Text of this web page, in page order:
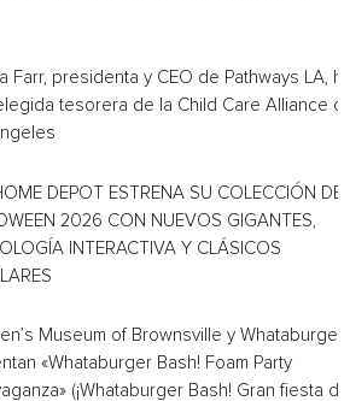
Farr, presidenta y CEO de Pathways LA,
tesorera de la Child Care Alliance of
DEPOT ESTRENA SU COLECCIÓN DE
2026 CON NUEVOS GIGANTES,
INTERACTIVA Y CLÁSICOS
Museum of Brownsville y Whataburger
«Whataburger Bash! Foam Party
(¡Whataburger Bash! Gran fiesta de